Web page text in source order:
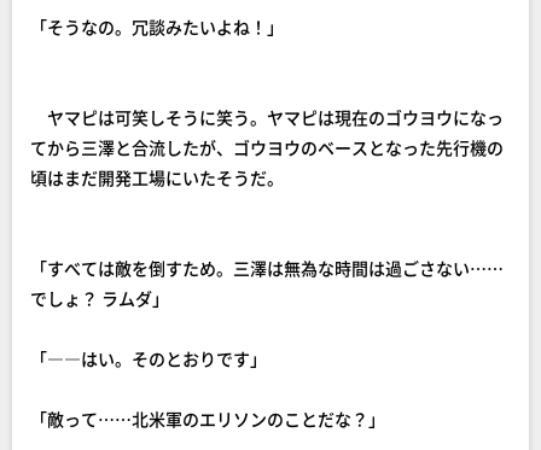
「そうなの。冗談みたいよね！」
ヤマピは可笑しそうに笑う。ヤマピは現在のゴウヨウになっ
てから三澤と合流したが、ゴウヨウのベースとなった先行機の
頃はまだ開発工場にいたそうだ。
「すべては敵を倒すため。三澤は無為な時間は過ごさない……
でしょ？ ラムダ」
「――はい。そのとおりです」
「敵って……北米軍のエリソンのことだな？」